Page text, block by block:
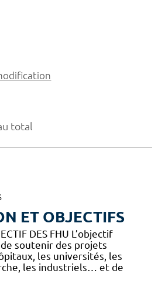
total
ET OBJECTIFS
DES FHU L’objectif
soutenir des projets
les universités, les
les industriels… et de